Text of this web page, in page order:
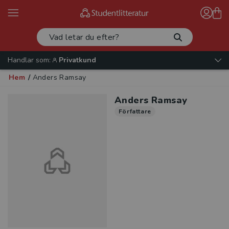
Handlar som:
Privatkund
Hem / Anders Ramsay
Anders Ramsay
Författare